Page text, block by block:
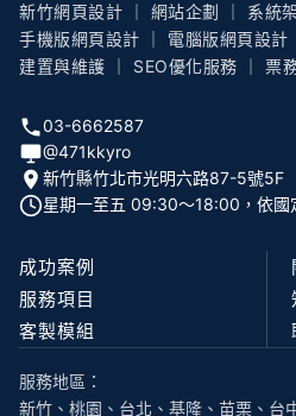
新竹網頁設計 ｜ 網站企劃 ｜ 系統
手機版網頁設計 ｜ 電腦版網頁設
建置與維護 ｜ SEO優化服務 ｜ 票
03-6662587
@471kkyro
新竹縣竹北市光明六路87-5號5F
星期一至五 09:30〜18:00，依國
成功案例
服務項目
客製模組
服務地區：
新竹、桃園、台北、基隆、苗栗、台